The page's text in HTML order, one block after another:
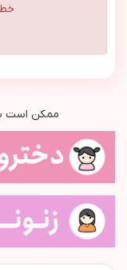
ممکن است